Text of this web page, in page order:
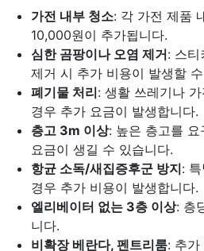
가전 내부 청소: 각 가전 제품
10,000원이 추가됩니다.
심한 곰팡이나 오염 제거: 스티
제거 시 추가 비용이 발생할
폐기물 처리: 생활 쓰레기나
경우 추가 요금이 발생합니다.
층고 3m 이상: 높은 층고를
요금이 생길 수 있습니다.
항균 소독/새집증후군 방지:
경우 추가 비용이 발생합니다.
엘리베이터 없는 3층 이상: 층
니다.
비확장 베란다, 펜트리룸: 추가